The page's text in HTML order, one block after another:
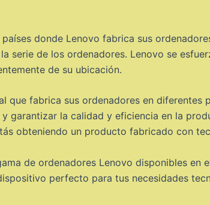
donde Lenovo fabrica sus
serie de los ordenadores. Lenovo se
de su ubicación.
que fabrica sus ordenadores en
garantizar la calidad y eficiencia en la
obteniendo un producto fabricado con
de ordenadores Lenovo disponibles
perfecto para tus necesidades